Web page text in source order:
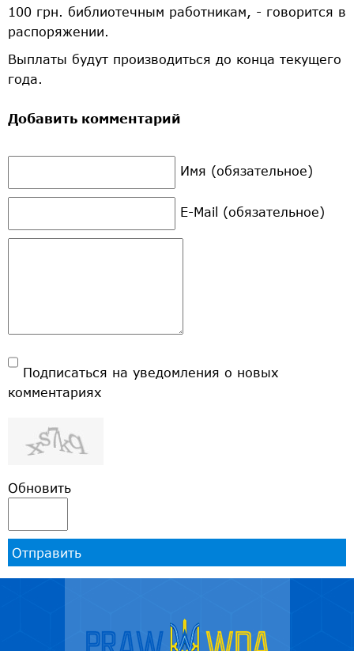
100 грн. библиотечным работникам, - говорится в
распоряжении.
Выплаты будут производиться до конца текущего
года.
Добавить комментарий
Имя (обязательное)
E-Mail (обязательное)
Подписаться на уведомления о новых
комментариях
Обновить
Отправить